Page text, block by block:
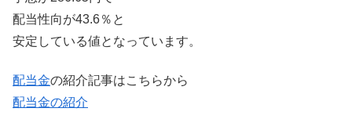
配当性向が43.6％と
安定している値となっています。
配当金の紹介記事はこちらから
配当金の紹介